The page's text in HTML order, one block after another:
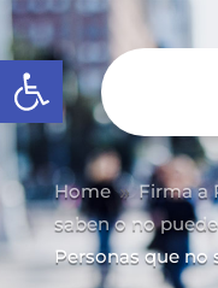
Abrir barra de
Home 9 Firma a
saben o no
Personas que no